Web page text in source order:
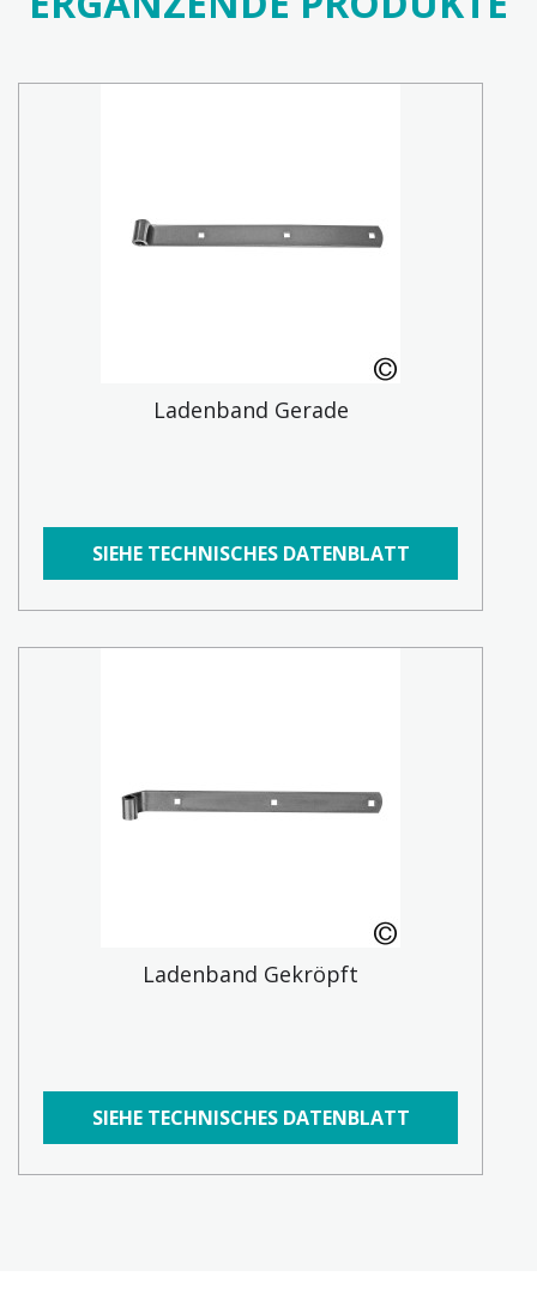
Ladenband Gerade
SIEHE TECHNISCHES DATENBLATT
Ladenband Gekröpft
SIEHE TECHNISCHES DATENBLATT